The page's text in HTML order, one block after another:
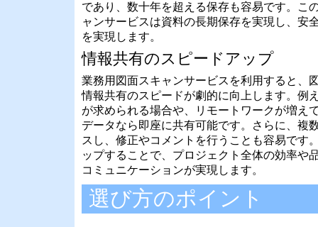
であり、数十年を超える保存も容易です。こ
ャンサービスは資料の長期保存を実現し、安
を実現します。
情報共有のスピードアップ
業務用図面スキャンサービスを利用すると、
情報共有のスピードが劇的に向上します。例
が求められる場合や、リモートワークが増え
データなら即座に共有可能です。さらに、複
スし、修正やコメントを行うことも容易です
ップすることで、プロジェクト全体の効率や
コミュニケーションが実現します。
選び方のポイント